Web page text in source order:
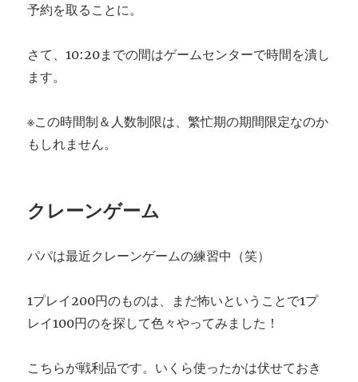
予約を取ることに。
さて、10:20までの間はゲームセンターで時間を潰し
ます。
※この時間制＆人数制限は、繁忙期の期間限定なのか
もしれません。
クレーンゲーム
パパは最近クレーンゲームの練習中（笑）
1プレイ200円のものは、まだ怖いということで1プ
レイ100円のを探して色々やってみました！
こちらが戦利品です。いくら使ったかは伏せておき